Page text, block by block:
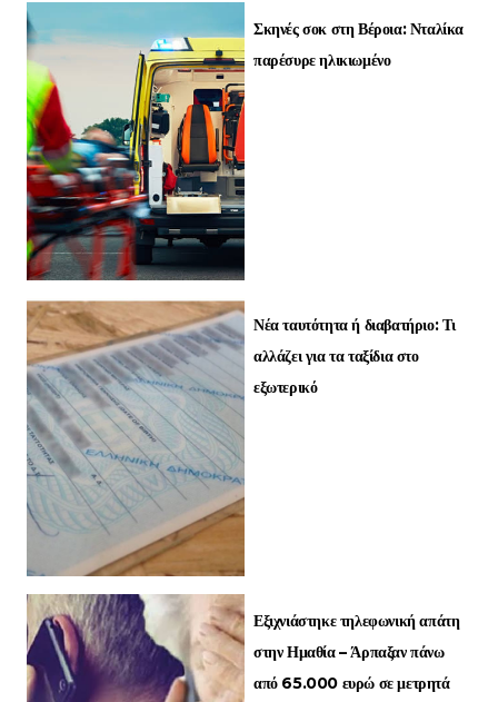
Σκηνές σοκ στη Βέροια: Νταλίκα
παρέσυρε ηλικιωμένο
Νέα ταυτότητα ή διαβατήριο: Τι
αλλάζει για τα ταξίδια στο
εξωτερικό
Εξιχνιάστηκε τηλεφωνική απάτη
στην Ημαθία – Άρπαξαν πάνω
από 65.000 ευρώ σε μετρητά